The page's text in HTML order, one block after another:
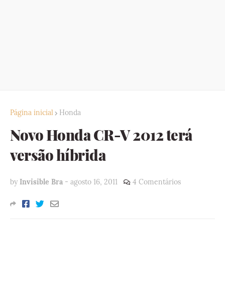
Página inicial Honda
Novo Honda CR-V 2012 terá
versão híbrida
by Invisible Bra - agosto 16, 2011 4 Comentários